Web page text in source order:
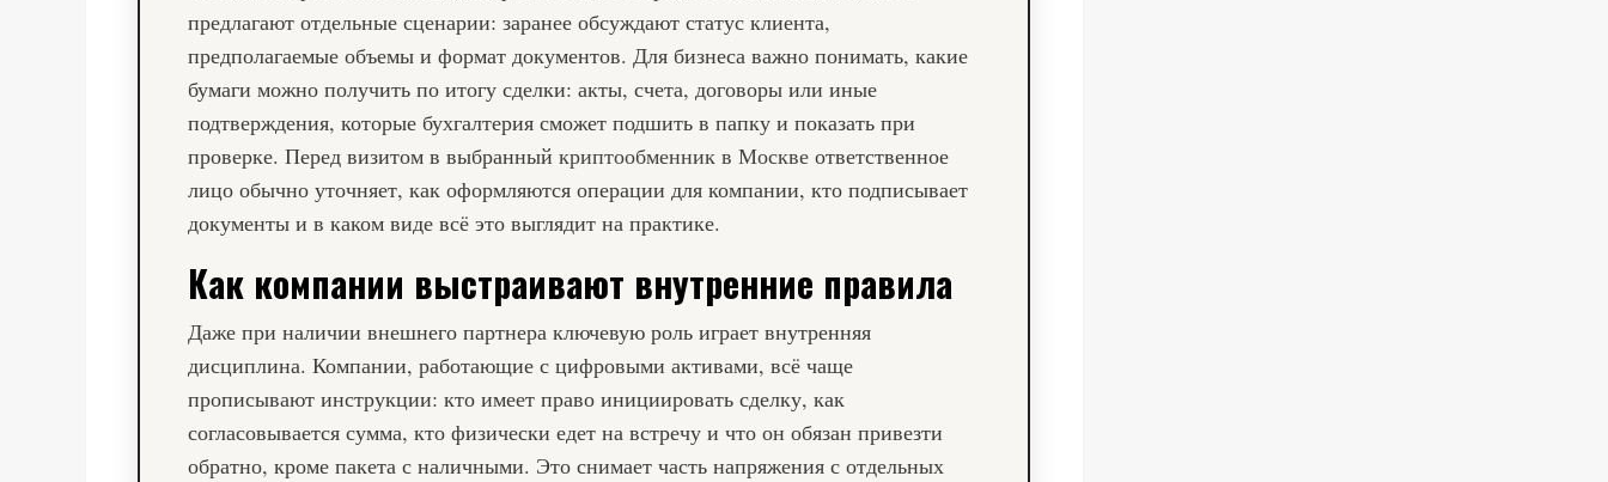
предлагают отдельные сценарии: заранее обсуждают статус клиента,
предполагаемые объемы и формат документов. Для бизнеса важно понимать, какие
бумаги можно получить по итогу сделки: акты, счета, договоры или иные
подтверждения, которые бухгалтерия сможет подшить в папку и показать при
проверке. Перед визитом в выбранныйкриптообменник в Москве ответственное
лицо обычно уточняет, как оформляются операции для компании, кто подписывает
документы и в каком виде всё это выглядит на практике.
Как компании выстраивают внутренние правила
Даже при наличии внешнего партнера ключевую роль играет внутренняя
дисциплина. Компании, работающие с цифровыми активами, всё чаще
прописывают инструкции: кто имеет право инициировать сделку, как
согласовывается сумма, кто физически едет на встречу и что он обязан привезти
обратно, кроме пакета с наличными. Это снимает часть напряжения с отдельных